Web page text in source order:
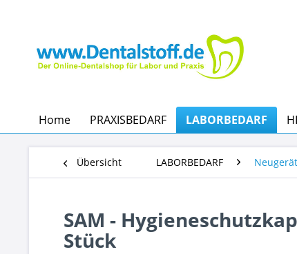
Home PRAXISBEDARF LABORBEDARF
Übersicht LABORBEDARF
SAM -
Stück